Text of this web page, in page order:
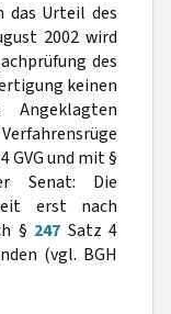
das Urteil des
2002 wird
des
keinen
GVG und mit §
Senat: Die
erst nach
§ 247 Satz 4
(vgl. BGH